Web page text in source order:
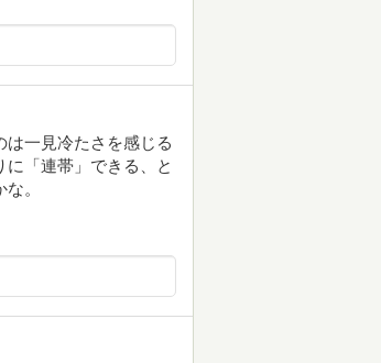
は一見冷たさを感じる
「連帯」できる、と
。